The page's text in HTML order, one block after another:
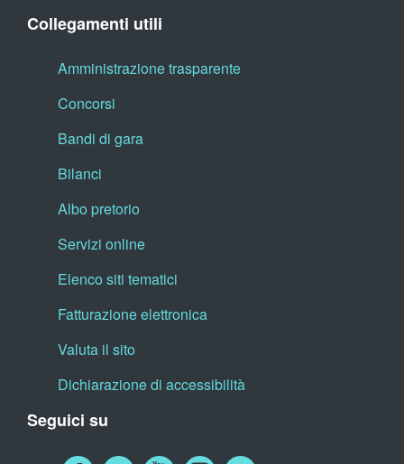
Collegamenti utili
Amministrazione trasparente
Concorsi
Bandi di gara
Bilanci
Albo pretorio
Servizi online
Elenco siti tematici
Fatturazione elettronica
Valuta il sito
Dichiarazione di accessibilità
Seguici su